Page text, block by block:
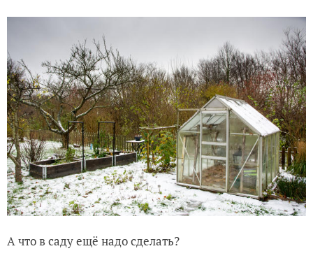
А что в саду ещё надо сделать?